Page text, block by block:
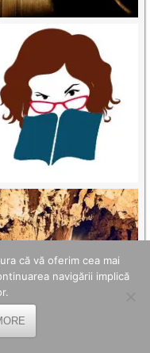
că vă oferim cea mai
navigării implică